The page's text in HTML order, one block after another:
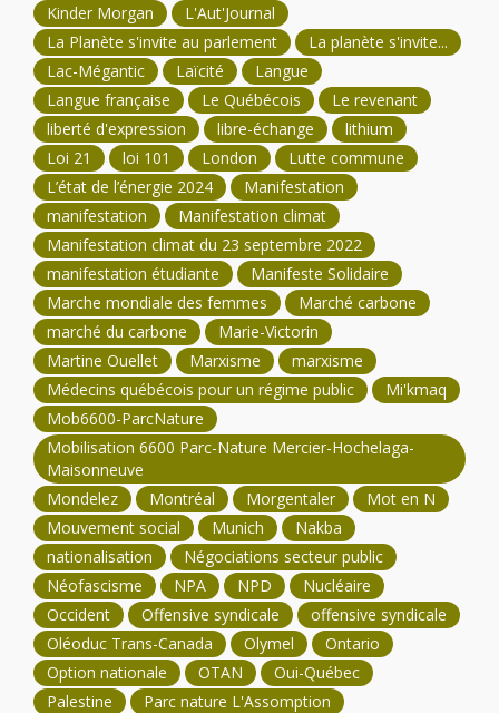
Kinder Morgan
L'Aut'Journal
La Planète s'invite au parlement
La planète s'invite...
Lac-Mégantic
Laïcité
Langue
Langue française
Le Québécois
Le revenant
liberté d'expression
libre-échange
lithium
Loi 21
loi 101 London
Lutte commune
L’état de l’énergie 2024
Manifestation
manifestation
Manifestation climat
Manifestation climat du 23 septembre 2022
manifestation étudiante
Manifeste Solidaire
Marche mondiale des femmes
Marché carbone
marché du carbone
Marie-Victorin
Martine Ouellet
Marxisme
marxisme
Médecins québécois pour un régime public
Mi'kmaq
Mob6600-ParcNature
Mobilisation 6600 Parc-Nature Mercier-Hochelaga-
Maisonneuve
Mondelez
Montréal Morgentaler
Mot en N
Mouvement social
Munich
Nakba
nationalisation
Négociations secteur public
Néofascisme
NPA NPD
Nucléaire
Occident
Offensive syndicale
offensive syndicale
Oléoduc Trans-Canada
Olymel
Ontario
Option nationale
OTAN
Oui-Québec
Palestine
Parc nature L'Assomption